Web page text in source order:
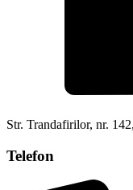
Str. Trandafirilor, nr.
Telefon